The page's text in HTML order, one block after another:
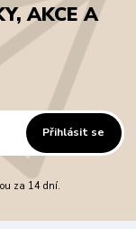
AKCE A
Přihlásit se
za 14 dní.